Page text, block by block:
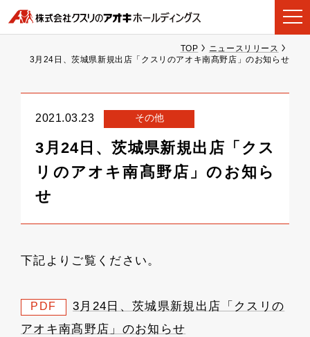
TOP
ニュースリリース
3月24日、茨城県新規出店「クスリのアオキ南髙野店」のお知らせ
2021.03.23 その他
3月24日、茨城県新規出店「クス
リのアオキ南髙野店」のお知ら
せ
下記よりご覧ください。
PDF
3月24日、茨城県新規出店「クスリの
アオキ南髙野店」のお知らせ